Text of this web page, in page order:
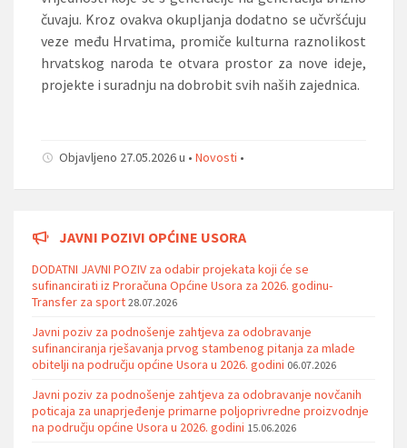
čuvaju. Kroz ovakva okupljanja dodatno se učvršćuju
veze među Hrvatima, promiče kulturna raznolikost
hrvatskog naroda te otvara prostor za nove ideje,
projekte i suradnju na dobrobit svih naših zajednica.
Objavljeno 27.05.2026 u • Novosti •
JAVNI POZIVI OPĆINE USORA
DODATNI JAVNI POZIV za odabir projekata koji će se
sufinancirati iz Proračuna Općine Usora za 2026. godinu-
Transfer za sport 28.07.2026
Javni poziv za podnošenje zahtjeva za odobravanje
sufinanciranja rješavanja prvog stambenog pitanja za mlade
obitelji na području općine Usora u 2026. godini 06.07.2026
Javni poziv za podnošenje zahtjeva za odobravanje novčanih
poticaja za unaprjeđenje primarne poljoprivredne proizvodnje
na području općine Usora u 2026. godini 15.06.2026